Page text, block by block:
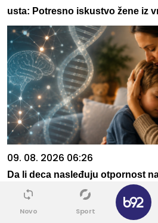
usta: Potresno iskustvo žene iz
09. 08. 2026 06:26
Da li deca nasleđuju otpornost
nauka
Novo Sport
✕